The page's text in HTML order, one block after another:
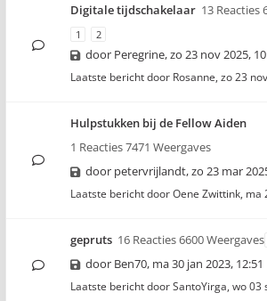
Digitale tijdschakelaar 13 Reacties
1 2
door Peregrine,zo 23 nov 2025,
Laatste bericht door Rosanne, zo 23
Hulpstukken bij de Fellow Aiden
1 Reacties 7471 Weergaves
door petervrijlandt,zo 23 mar
Laatste bericht doorOene Zwittink, ma
gepruts 16 Reacties 6600 Weergaves
door Ben70, ma 30 jan 2023, 12:51
Laatste bericht doorSantoYirga, wo 03